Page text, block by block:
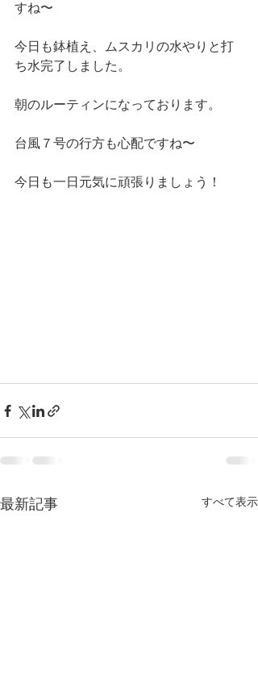
すね〜
今日も鉢植え、ムスカリの水やりと打
ち水完了しました。
朝のルーティンになっております。
台風７号の行方も心配ですね〜
今日も一日元気に頑張りましょう！
最新記事 すべて表示